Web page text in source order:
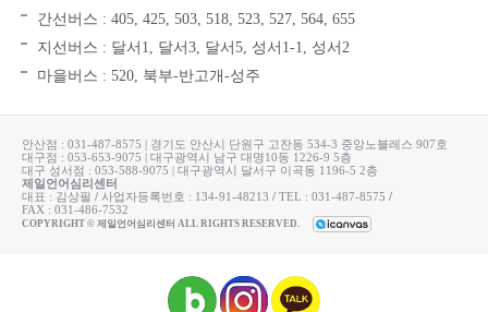
간선버스 : 405, 425, 503, 518, 523, 527, 564, 655
지선버스 : 달서1, 달서3, 달서5, 성서1-1, 성서2
마을버스 : 520, 북부-반고개-성주
안산점 : 031-487-8575 | 경기도 안산시 단원구 고잔동 534-3 중앙노블레스 907호
대구점 : 053-653-9075 | 대구광역시 남구 대명10동 1226-9 5층
대구 성서점 : 053-588-9075 | 대구광역시 달서구 이곡동 1196-5 2층
제일언어심리센터
대표 : 김상필 / 사업자등록번호 : 134-91-48213 / TEL : 031-487-8575 /
FAX : 031-486-7532
COPYRIGHT © 제일언어심리센터 ALL RIGHTS RESERVED.